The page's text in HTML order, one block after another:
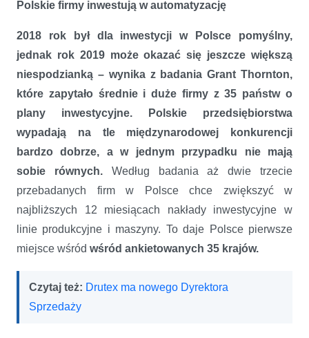
Polskie firmy inwestują w automatyzację
2018 rok był dla inwestycji w Polsce pomyślny,
jednak rok 2019 może okazać się jeszcze większą
niespodzianką – wynika z badania Grant Thornton,
które zapytało średnie i duże firmy z 35 państw o
plany inwestycyjne. Polskie przedsiębiorstwa
wypadają na tle międzynarodowej konkurencji
bardzo dobrze, a w jednym przypadku nie mają
sobie równych. Według badania aż dwie trzecie
przebadanych firm w Polsce chce zwiększyć w
najbliższych 12 miesiącach nakłady inwestycyjne w
linie produkcyjne i maszyny. To daje Polsce pierwsze
miejsce wśród wśród ankietowanych 35 krajów.
Czytaj też: Drutex ma nowego Dyrektora
Sprzedaży